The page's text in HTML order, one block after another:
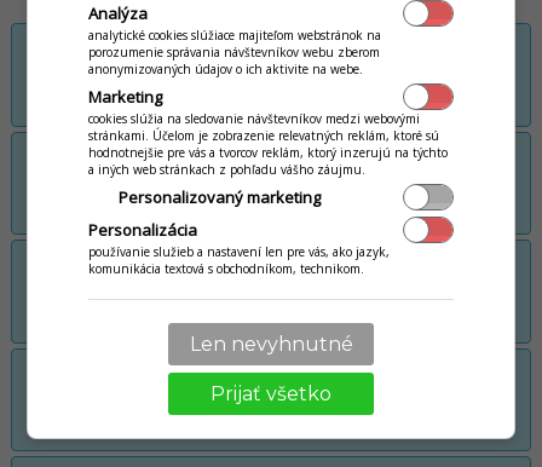
Klub verných zákazníkov - manuálna
registrácia nášho klienta do klubu z
pohľadu majiteľa / manažéra
Klub verných zákazníkov - automatická
registrácia klienta do klubu z pohľadu
nášho online zákazníka
Individuálny zákaznícky profil - vernostná
pohľadu klienta
Virtuálna peňaženka (Kreditný účet
klienta) – automatické dobitie kreditu
Analýza
analytické cookies slúžiace majiteľom webstránok na
porozumenie správania návštevníkov webu zberom
anonymizovaných údajov o ich aktivite na webe.
Marketing
cookies slúžia na sledovanie návštevníkov medzi webovými
stránkami. Účelom je zobrazenie relevatných reklám, ktoré sú
hodnotnejšie pre vás a tvorcov reklám, ktorý inzerujú na týchto
a iných web stránkach z pohľadu vášho záujmu.
Personalizovaný marketing
Personalizácia
používanie služieb a nastavení len pre vás, ako jazyk,
komunikácia textová s obchodníkom, technikom.
Len nevyhnutné
Prijať všetko